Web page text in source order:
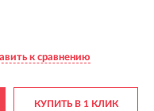
к сравнению
КУПИТЬ В 1 КЛИК